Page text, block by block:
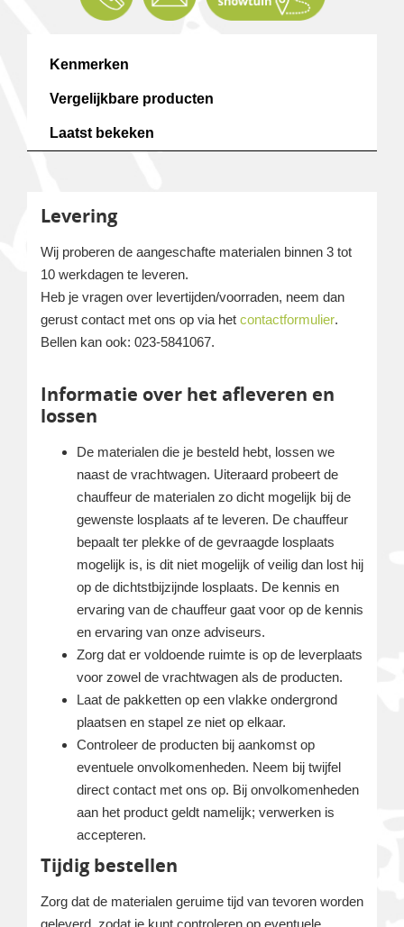
Kenmerken
Vergelijkbare producten
Laatst bekeken
Levering
Wij proberen de aangeschafte materialen binnen 3 tot
10 werkdagen te leveren.
Heb je vragen over levertijden/voorraden, neem dan
gerust contact met ons op via het contactformulier.
Bellen kan ook: 023-5841067.
Informatie over het afleveren en
lossen
De materialen die je besteld hebt, lossen we
naast de vrachtwagen. Uiteraard probeert de
chauffeur de materialen zo dicht mogelijk bij de
gewenste losplaats af te leveren. De chauffeur
bepaalt ter plekke of de gevraagde losplaats
mogelijk is, is dit niet mogelijk of veilig dan lost hij
op de dichtstbijzijnde losplaats. De kennis en
ervaring van de chauffeur gaat voor op de kennis
en ervaring van onze adviseurs.
Zorg dat er voldoende ruimte is op de leverplaats
voor zowel de vrachtwagen als de producten.
Laat de pakketten op een vlakke ondergrond
plaatsen en stapel ze niet op elkaar.
Controleer de producten bij aankomst op
eventuele onvolkomenheden. Neem bij twijfel
direct contact met ons op. Bij onvolkomenheden
aan het product geldt namelijk; verwerken is
accepteren.
Tijdig bestellen
Zorg dat de materialen geruime tijd van tevoren worden
geleverd, zodat je kunt controleren op eventuele